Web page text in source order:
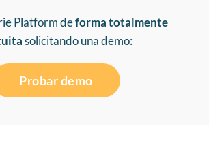
Platform deforma totalmente
solicitando una demo:
Probar demo